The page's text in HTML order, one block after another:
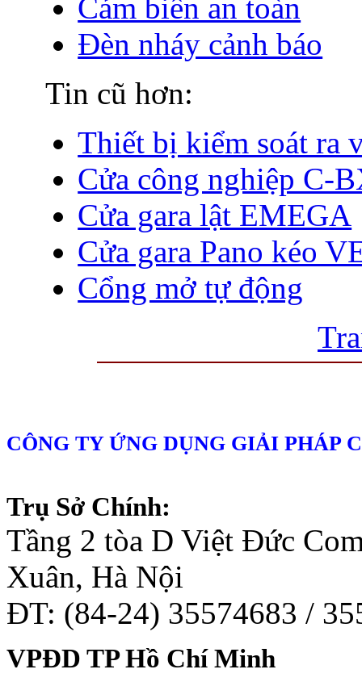
Cảm biến an toàn
Đèn nháy cảnh báo
Tin cũ hơn:
Thiết bị kiểm soát ra
Cửa công nghiệp C-
Cửa gara lật EMEGA
Cửa gara Pano kéo
Cổng mở tự động
CÔNG TY ỨNG DỤNG GIẢI PHÁP
Trụ Sở Chính:
Tầng 2 tòa D Việt Đức
Xuân, Hà Nội
ĐT: (84-24) 35574683 /
VPĐD TP Hồ Chí Minh